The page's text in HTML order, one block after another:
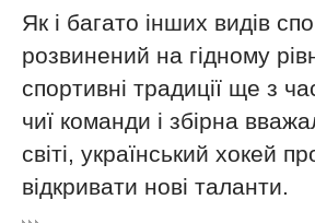
Як і багато інших видів
розвинений на гідному
спортивні традиції ще з
чиї команди і збірна
світі, український хокей
відкривати нові таланти.